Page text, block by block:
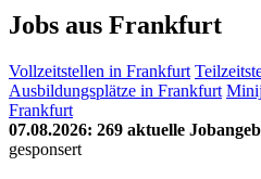
Jobs aus Frankfurt
Vollzeitstellen in Frankfurt
Ausbildungsplätze in Frankfurt
Frankfurt
07.08.2026: 269 aktuelle
gesponsert